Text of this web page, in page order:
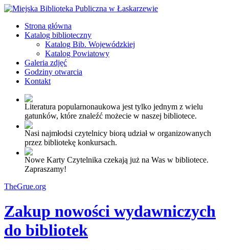
Strona główna
Katalog biblioteczny
Katalog Bib. Wojewódzkiej
Katalog Powiatowy
Galeria zdjęć
Godziny otwarcia
Kontakt
Literatura popularnonaukowa jest tylko jednym z wielu
gatunków, które znaleźć możecie w naszej bibliotece.
Nasi najmłodsi czytelnicy biorą udział w organizowanych
przez bibliotekę konkursach.
Nowe Karty Czytelnika czekają już na Was w bibliotece.
Zapraszamy!
TheGrue.org
Zakup nowości wydawniczych
do bibliotek